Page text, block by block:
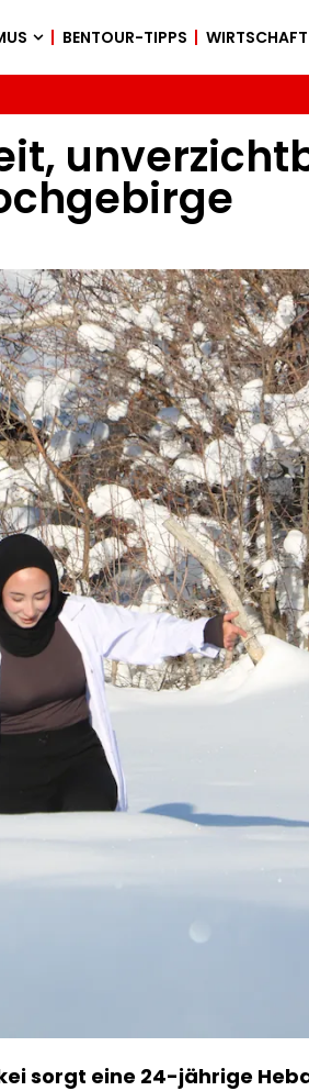
BENTOUR-TIPPS WIRTSCHAFT
sorgt eine 24-jährige